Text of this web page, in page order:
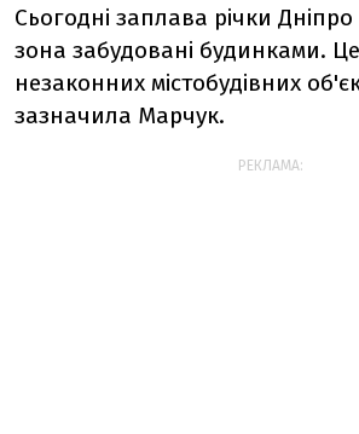
Сьогодні заплава річки Дніпро
зона забудовані будинками.
незаконних містобудівних
зазначила Марчук.
РЕКЛАМА: